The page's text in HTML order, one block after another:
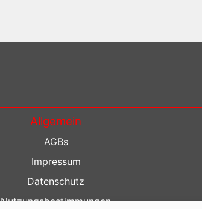
Allgemein
AGBs
Impressum
Datenschutz
Nutzungsbestimmungen